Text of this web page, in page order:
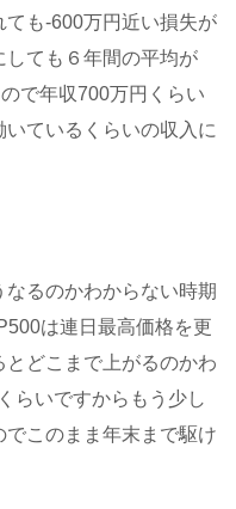
も-600万円近い損失が
しても６年間の平均が
で年収700万円くらい
ているくらいの収入に
るのかわからない時期
は連日最高価格を更
どこまで上がるのかわ
らいですからもう少し
でこのまま年末まで駆け